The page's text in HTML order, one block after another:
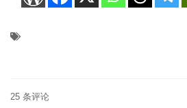
25 条评论